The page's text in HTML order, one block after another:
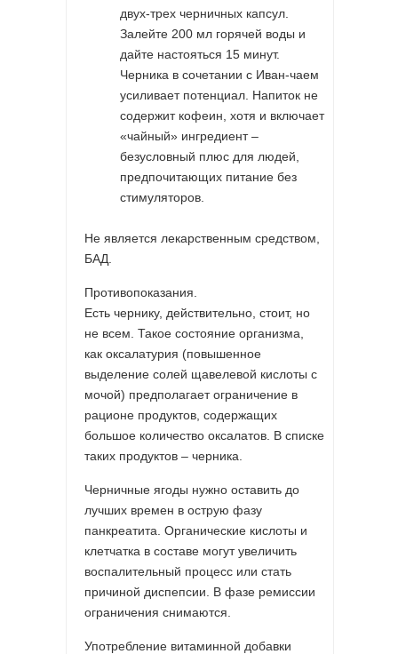
двух-трех черничных капсул.
Залейте 200 мл горячей воды и
дайте настояться 15 минут.
Черника в сочетании с Иван-чаем
усиливает потенциал. Напиток не
содержит кофеин, хотя и включает
«чайный» ингредиент –
безусловный плюс для людей,
предпочитающих питание без
стимуляторов.
Не является лекарственным средством,
БАД.
Противопоказания.
Есть чернику, действительно, стоит, но
не всем. Такое состояние организма,
как оксалатурия (повышенное
выделение солей щавелевой кислоты с
мочой) предполагает ограничение в
рационе продуктов, содержащих
большое количество оксалатов. В списке
таких продуктов – черника.
Черничные ягоды нужно оставить до
лучших времен в острую фазу
панкреатита. Органические кислоты и
клетчатка в составе могут увеличить
воспалительный процесс или стать
причиной диспепсии. В фазе ремиссии
ограничения снимаются.
Употребление витаминной добавки